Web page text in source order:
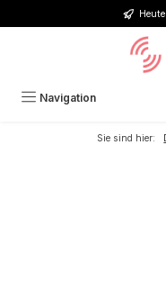
Zum Hauptinhalt springen
Navigation
Sie sind hier: